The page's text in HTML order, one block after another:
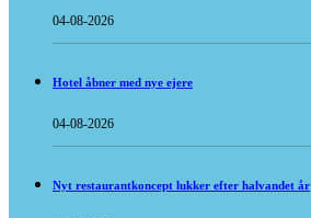
04-08-2026
Hotel åbner med nye ejere
04-08-2026
Nyt restaurantkoncept lukker efter halvandet år